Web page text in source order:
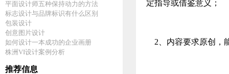
平面设计师五种保持动力的方法
标志设计与品牌标识有什么区别
包装设计
创意图片设计
如何设计一本成功的企业画册
株洲VI设计案例分析
推荐信息
定指导或借鉴意义；
2、内容要求原创，